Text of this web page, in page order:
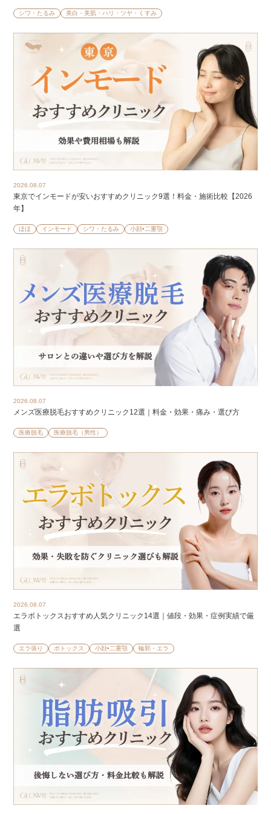
シワ・たるみ 美白・美肌・ハリ・ツヤ・くすみ
2026.08.07
東京でインモードが安いおすすめクリニック9選！料金・施術比較【2026
年】
ほほ インモード シワ・たるみ 小顔•二重顎
2026.08.07
メンズ医療脱毛おすすめクリニック12選｜料金・効果・痛み・選び方
医療脱毛 医療脱毛（男性）
2026.08.07
エラボトックスおすすめ人気クリニック14選｜値段・効果・症例実績で厳
選
エラ張り ボトックス 小顔•二重顎 輪郭・エラ